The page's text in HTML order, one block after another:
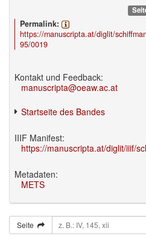
Permalink:
https://manuscripta.at/diglit/
95/0019
Kontakt und Feedback:
manuscripta@oeaw.ac.at
Startseite des Bandes
IIIF Manifest:
https://manuscripta.at/diglit/iiif/
Metadaten:
METS
Seite